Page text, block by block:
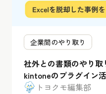
企業間のやり取り
社外との書類のやり
kintoneのプラグイン
トヨクモ編集部